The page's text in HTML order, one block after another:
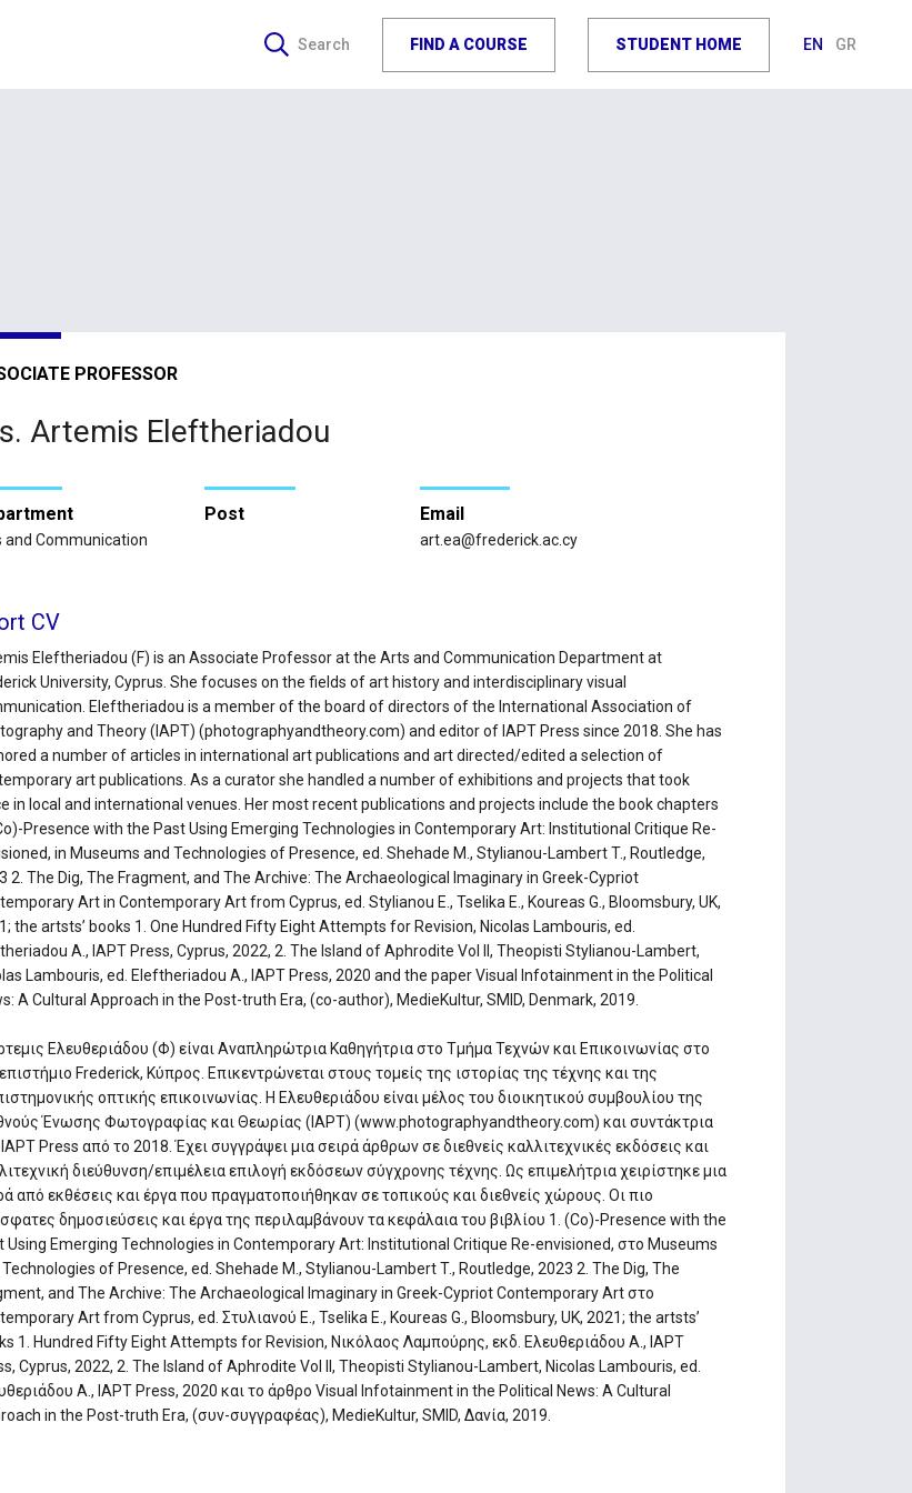
Search FIND A COURSE STUDENT HOME EN GR
PROFESSOR
Artemis Eleftheriadou
and Communication
Post Email
art.ea@frederick.ac.cy
CV
Eleftheriadou (F) is an Associate Professor at the Arts and Communication Department at
University, Cyprus. She focuses on the fields of art history and interdisciplinary visual
Eleftheriadou is a member of the board of directors of the International Association of
and Theory (IAPT) (photographyandtheory.com) and editor of IAPT Press since 2018. She has
a number of articles in international art publications and art directed/edited a selection of
art publications. As a curator she handled a number of exhibitions and projects that took
in local and international venues. Her most recent publications and projects include the book chapters
Presence with the Past Using Emerging Technologies in Contemporary Art: Institutional Critique Re-
in Museums and Technologies of Presence, ed. Shehade M., Stylianou-Lambert T., Routledge,
2. The Dig, The Fragment, and The Archive: The Archaeological Imaginary in Greek-Cypriot
Art in Contemporary Art from Cyprus, ed. Stylianou E., Tselika E., Koureas G., Bloomsbury, UK,
the artsts’ books 1. One Hundred Fifty Eight Attempts for Revision, Nicolas Lambouris, ed.
A., IAPT Press, Cyprus, 2022, 2. The Island of Aphrodite Vol II, Theopisti Stylianou-Lambert,
Lambouris, ed. Eleftheriadou A., IAPT Press, 2020 and the paper Visual Infotainment in the Political
A Cultural Approach in the Post-truth Era, (co-author), MedieKultur, SMID, Denmark, 2019.
Ελευθεριάδου (Φ) είναι Αναπληρώτρια Καθηγήτρια στο Τμήμα Τεχνών και Επικοινωνίας στο
Frederick, Κύπρος. Επικεντρώνεται στους τομείς της ιστορίας της τέχνης και της
οπτικής επικοινωνίας. Η Ελευθεριάδου είναι μέλος του διοικητικού συμβουλίου της
Ένωσης Φωτογραφίας και Θεωρίας (IAPT) (www.photographyandtheory.com) και συντάκτρια
Press από το 2018. Έχει συγγράψει μια σειρά άρθρων σε διεθνείς καλλιτεχνικές εκδόσεις και
διεύθυνση/επιμέλεια επιλογή εκδόσεων σύγχρονης τέχνης. Ως επιμελήτρια χειρίστηκε μια
από εκθέσεις και έργα που πραγματοποιήθηκαν σε τοπικούς και διεθνείς χώρους. Οι πιο
δημοσιεύσεις και έργα της περιλαμβάνουν τα κεφάλαια του βιβλίου 1. (Co)-Presence with the
Using Emerging Technologies in Contemporary Art: Institutional Critique Re-envisioned, στο Museums
of Presence, ed. Shehade M., Stylianou-Lambert T., Routledge, 2023 2. The Dig, The
and The Archive: The Archaeological Imaginary in Greek-Cypriot Contemporary Art στο
Art from Cyprus, ed. Στυλιανού Ε., Tselika E., Koureas G., Bloomsbury, UK, 2021; the artsts’
1. Hundred Fifty Eight Attempts for Revision, Νικόλαος Λαμπούρης, εκδ. Ελευθεριάδου Α., IAPT
Cyprus, 2022, 2. The Island of Aphrodite Vol II, Theopisti Stylianou-Lambert, Nicolas Lambouris, ed.
Α., IAPT Press, 2020 και το άρθρο Visual Infotainment in the Political News: A Cultural
in the Post-truth Era, (συν-συγγραφέας), MedieKultur, SMID, Δανία, 2019.